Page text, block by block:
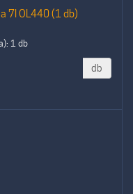
7l OL440 (1 db)
1 db
db